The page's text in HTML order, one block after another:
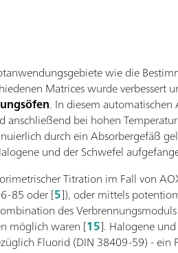
wie die
Matrices wurde verbessert
. In diesem automatischen
bei hohen
durch ein Absorbergefäß
und der Schwefel
Titration im Fall von
85 oder [5]), oder mittels
des
möglich waren [15]. Halogene
Fluorid (DIN 38409-59) - ein